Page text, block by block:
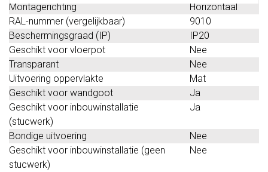
Montagerichting
Horizontaal
RAL-nummer (vergelijkbaar)
9010
Beschermingsgraad (IP)
IP20
Geschikt voor vloerpot
Nee
Transparant
Nee
Uitvoering oppervlakte
Mat
Geschikt voor wandgoot
Ja
Geschikt voor inbouwinstallatie
(stucwerk)
Ja
Bondige uitvoering
Nee
Geschikt voor inbouwinstallatie (geen
stucwerk)
Nee